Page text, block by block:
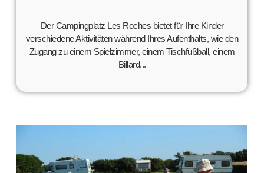
Der Campingplatz Les Roches bietet für Ihre Kinder
verschiedene Aktivitäten während Ihres Aufenthalts, wie den
Zugang zu einem Spielzimmer, einem Tischfußball, einem
Billard...